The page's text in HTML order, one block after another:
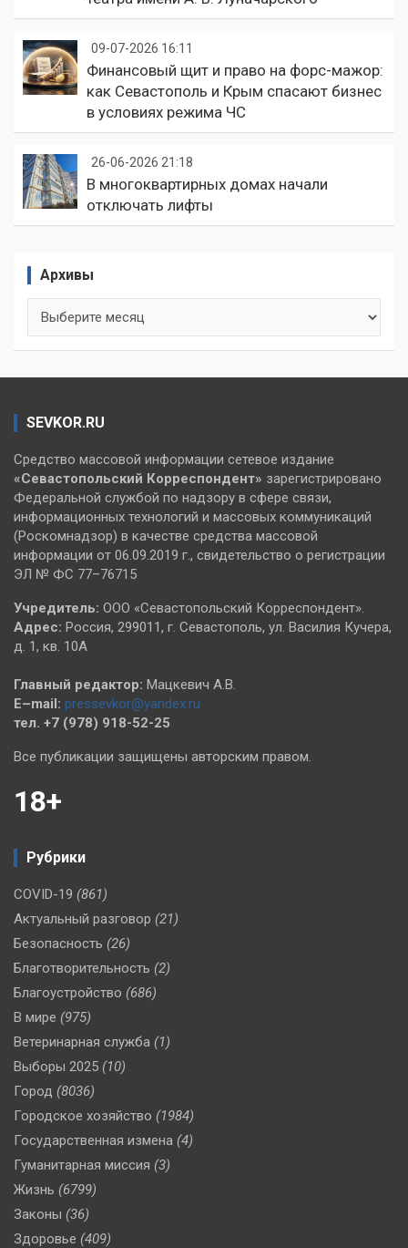
09-07-2026 16:11
Финансовый щит и право на форс-мажор:
как Севастополь и Крым спасают бизнес
в условиях режима ЧС
26-06-2026 21:18
В многоквартирных домах начали
отключать лифты
Архивы
SEVKOR.RU
Средство массовой информации сетевое издание
«Севастопольский Корреспондент» зарегистрировано
Федеральной службой по надзору в сфере связи,
информационных технологий и массовых коммуникаций
(Роскомнадзор) в качестве средства массовой
информации от 06.09.2019 г., свидетельство о регистрации
ЭЛ № ФС 77–76715
Учредитель: ООО «Севастопольский Корреспондент».
Адрес: Россия, 299011, г. Севастополь, ул. Василия Кучера,
д. 1, кв. 10А
Главный редактор: Мацкевич А.В.
E–mail: pressevkor@yandex.ru
тел. +7 (978) 918-52-25
Все публикации защищены авторским правом.
18+
Рубрики
COVID-19 (861)
Актуальный разговор (21)
Безопасность (26)
Благотворительность (2)
Благоустройство (686)
В мире (975)
Ветеринарная служба (1)
Выборы 2025 (10)
Город (8036)
Городское хозяйство (1984)
Государственная измена (4)
Гуманитарная миссия (3)
Жизнь (6799)
Законы (36)
Здоровье (409)